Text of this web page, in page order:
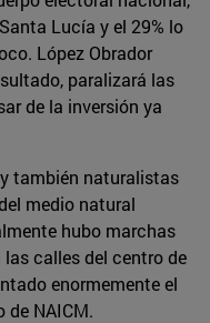
Lucía y el 29% lo
López Obrador
paralizará las
de la inversión ya
también naturalistas
medio natural
hubo marchas
calles del centro de
enormemente el
de NAICM.